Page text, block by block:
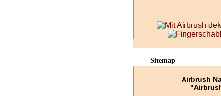
Sitemap
Airbrush